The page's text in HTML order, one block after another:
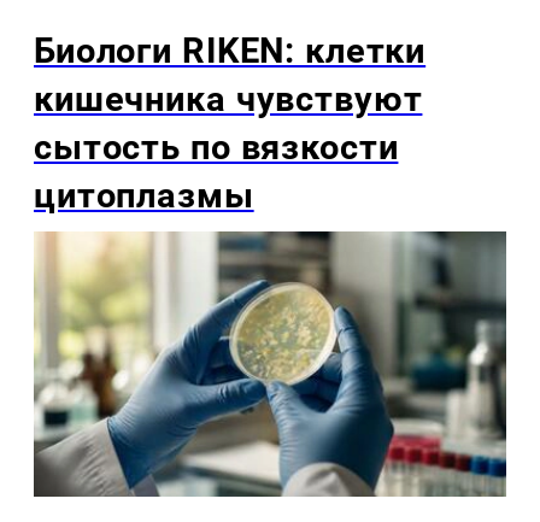
Биологи RIKEN: клетки
кишечника чувствуют
сытость по вязкости
цитоплазмы